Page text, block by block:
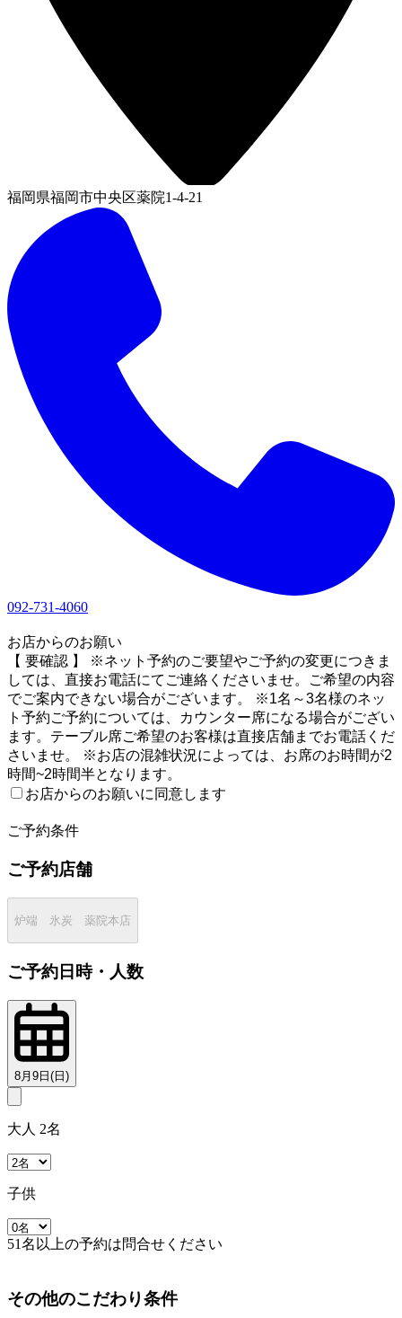
福岡県福岡市中央区薬院1-4-21
092-731-4060
お店からのお願い
【 要確認 】 ※ネット予約のご要望やご予約の変更につきま
しては、直接お電話にてご連絡くださいませ。ご希望の内容
でご案内できない場合がございます。 ※1名～3名様のネッ
ト予約ご予約については、カウンター席になる場合がござい
ます。テーブル席ご希望のお客様は直接店舗までお電話くだ
さいませ。 ※お店の混雑状況によっては、お席のお時間が2
時間~2時間半となります。
お店からのお願いに同意します
ご予約条件
ご予約店舗
炉端 氷炭 薬院本店
ご予約日時・人数
8月9日(日)
大人 2名
子供
51名以上の予約は問合せください
その他のこだわり条件